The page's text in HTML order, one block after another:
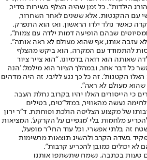
הילדות". כל זמן שהיה הצלף בשירות סדיר,
עם ההקנטות. אלא ששנים לאחר השחרור,
כאשר נולד ילדו הראשון, ואז הוא התפרק.
ומסיוטים שבהם הופיעה דמות ילדה עם צמות",
עזבה אותו, אף שהוא מעולם לא ראה אותה".
להתמודד עם המקרה, הוא ביקש מהצלף
שאותה הוא רואה בדמיונו. "הוא צייר ציור
כל דבר אחר, ובמהלך הציור הוא מילמל: 'הנה
הקטנות'. זה כל כך נגע לליבי. זה היה מדהים
שהוא מעולם לא ראה".
כי הייסורים האלו יהיו בקרוב נחלת העבר.
נעשה מהאוויר, במזל"טים, בטילים
של מקצוע הצליפה הולכת ופוחתת. ד"ר ירון
מלחמות בלי 'מגפיים על הקרקע'. המציאות
זה בלתי אפשרי. וכל עוד החי"ר מופעל,
בשדה הקרב ולהשיג תוצאות מרשימות
יכולים כמובן להכריע קרבות".
טעות בכתבה, נשמח שתשתפו אותנו